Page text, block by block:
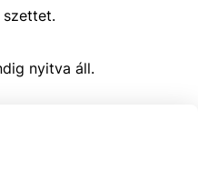
szettet.
nyitva áll.